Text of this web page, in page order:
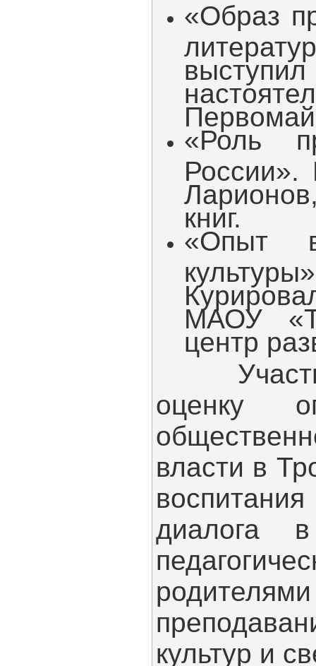
«Образ
«Роль
России».
книг.
«Опыт
МАОУ
центр
оценку
власти в
диалога
культур и